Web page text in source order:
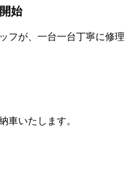
始
フが、一台一台丁寧に修理
車いたします。